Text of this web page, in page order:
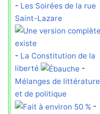
- Les Soirées de la rue
Saint-Lazare
- La Constitution de la
liberté
-
Mélanges de littérature
et de politique
-